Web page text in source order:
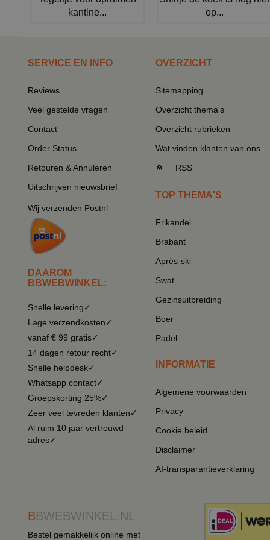
kantine...
op...
SERVICE EN INFO
Reviews
Veel gestelde vragen
Contact
Order Status
Retouren & Annuleren
Uitschrijven nieuwsbrief
Wij verzenden Postnl
DAAROM
BBWEBWINKEL:
Snelle levering✓
Lage verzendkosten✓
vanaf € 99 gratis✓
14 dagen retour recht✓
Snelle helpdesk✓
Whatsapp contact✓
Groepskorting 25%✓
Zeer veel tevreden klanten✓
Al ruim 10 jaar vertrouwd
adres✓
OVERZICHT
Sitemapping
Overzicht thema's
Overzicht rubrieken
Wat vinden klanten van ons
RSS
TOP THEMA'S
Frikandel
Brabant
Après-ski
Swat
Gezinsuitbreiding
Boer
Padel
INFORMATIE
Algemene voorwaarden
Privacy
Cookie beleid
Disclaimer
AI-transparantieverklaring
BBWEBWINKEL.NL
Bestel gemakkelijk online met